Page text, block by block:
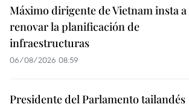
Máximo dirigente de Vietnam insta a
renovar la planificación de
infraestructuras
06/08/2026 08:59
Presidente del Parlamento tailandés